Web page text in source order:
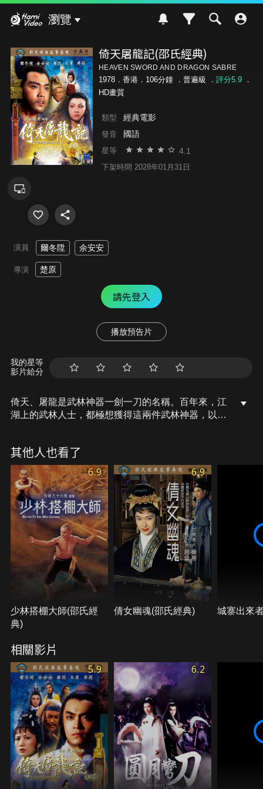
瀏覽
倚天屠龍記(邵氏經典)
HEAVEN SWORD AND DRAGON SABRE
1978．香港．106分鐘 ． 普遍級 ． 評分5.9．
HD畫質
類型 經典電影
發音 國語
星等 4.1
下架時間 2028年01月31日
演員 爾冬陞 余安安
導演 楚原
請先登入
播放預告片
我的星等
影片給分
倚天、屠龍是武林神器一劍一刀的名稱。百年來，江
湖上的武林人士，都極想獲得這兩件武林神器，以便
教四大護法中之金毛獅王謝遜，因妻女為其師成昆所
奸殺，引致發狂濫殺江湖人士，並在無意中奪得了屠
龍寶刀。握有倚天劍之滅絕師太，已聯合了武當、少
林、崑崙等六大門派，合力討伐明教。一場腥風血雨
的武林封報即將展開....
其他人也看了
6.9
少林搭棚大師(邵氏經
典)
6.9
倩女幽魂(邵氏經典) 城寨出來
相關影片
5.9 6.2